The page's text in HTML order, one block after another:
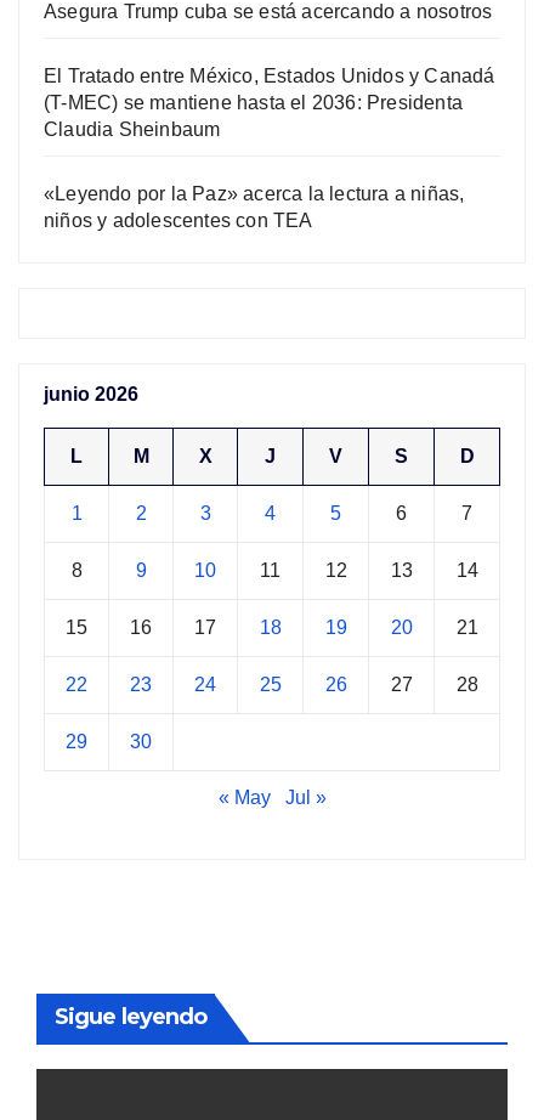
Asegura Trump cuba se está acercando a nosotros
El Tratado entre México, Estados Unidos y Canadá
(T-MEC) se mantiene hasta el 2036: Presidenta
Claudia Sheinbaum
«Leyendo por la Paz» acerca la lectura a niñas,
niños y adolescentes con TEA
junio 2026
L M X J V S D
1 2 3 4 5 6 7
8 9 10 11 12 13 14
15 16 17 18 19 20 21
22 23 24 25 26 27 28
29 30
« May Jul »
Sigue leyendo